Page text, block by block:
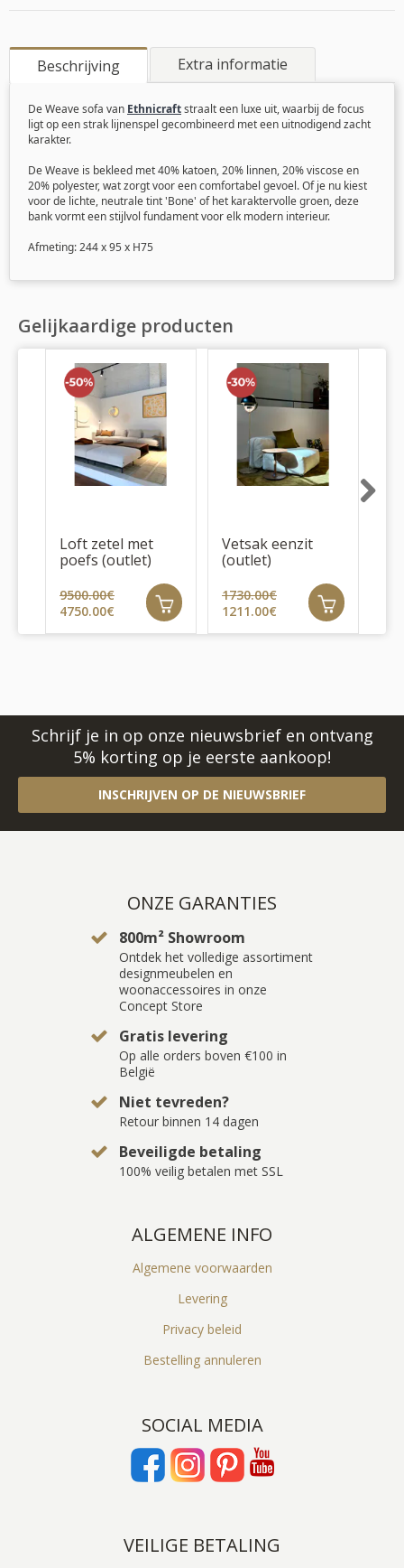
Beschrijving Extra informatie
De Weave sofa van Ethnicraftstraalt een luxe uit, waarbij de focus
ligt op een strak lijnenspel gecombineerd met een uitnodigend zacht
karakter.
De Weave is bekleed met 40% katoen, 20% linnen, 20% viscose en
20% polyester, wat zorgt voor een comfortabel gevoel. Of je nu kiest
voor de lichte, neutrale tint 'Bone' of het karaktervolle groen, deze
bank vormt een stijlvol fundament voor elk modern interieur.
Afmeting: 244 x 95 x H75
Gelijkaardige producten
Loft zetel met
poefs (outlet)
9500.00€
4750.00€
Vetsak eenzit
(outlet)
1730.00€
1211.00€
Schrijf je in op onze nieuwsbrief en ontvang
5% korting op je eerste aankoop!
INSCHRIJVEN OP DE NIEUWSBRIEF
ONZE GARANTIES
800m² Showroom
Ontdek het volledige assortiment
designmeubelen en
woonaccessoires in onze
Concept Store
Gratis levering
Op alle orders boven €100 in
België
Niet tevreden?
Retour binnen 14 dagen
Beveiligde betaling
100% veilig betalen met SSL
ALGEMENE INFO
Algemene voorwaarden
Levering
Privacy beleid
Bestelling annuleren
SOCIAL MEDIA
VEILIGE BETALING